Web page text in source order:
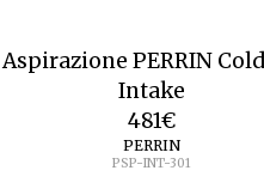
Aspirazione PERRIN
Intake
481€
PERRIN
PSP-INT-301